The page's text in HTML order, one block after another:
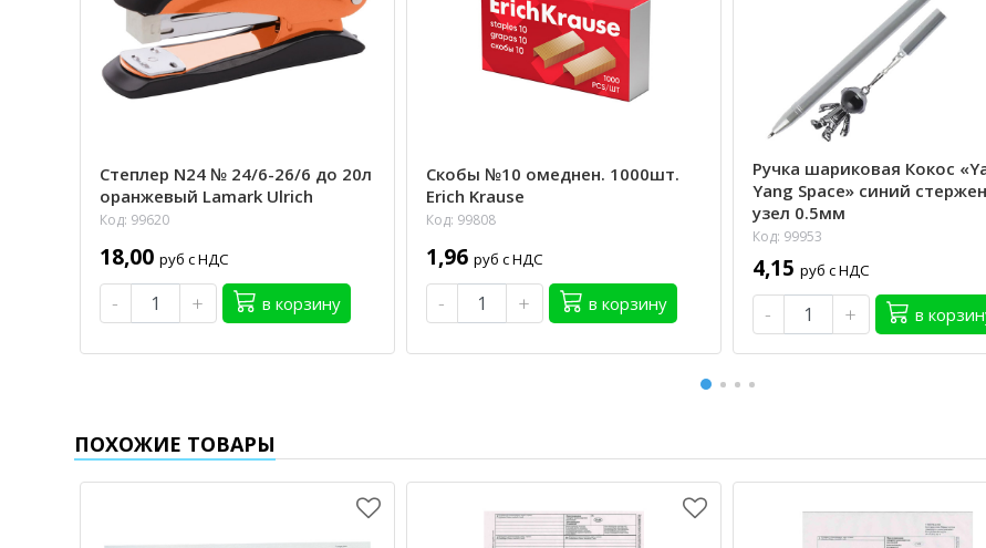
Степлер N24 № 24/6-26/6 до 20л
оранжевый Lamark Ulrich
Код: 99620
18,00 руб с НДС
- + в корзину
Скобы №10 омеднен. 1000шт.
Erich Krause
Код: 99808
1,96 руб с НДС
- + в корзину
Ручка шариковая Кокос
Yang Space» синий
узел 0.5мм
Код: 99953
4,15 руб с НДС
- + в
ПОХОЖИЕ ТОВАРЫ